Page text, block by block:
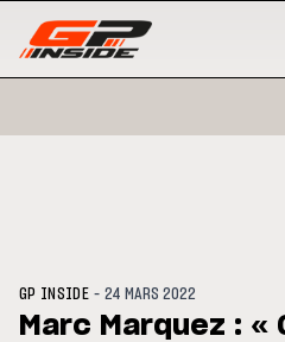
GP INSIDE -24 MARS 2022
Marc Marquez : «